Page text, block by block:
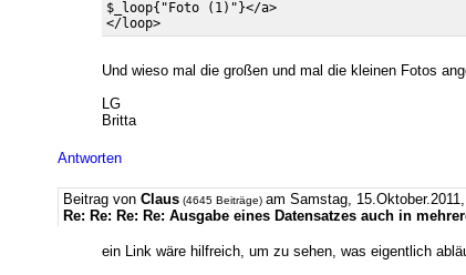
$_loop{"Foto (1)"}</a>
Und wieso mal die großen und mal die kleinen Fotos
LG
Britta
Antworten
Beitrag von Claus (4645 Beiträge) am Samstag,
Re: Re: Re: Re: Ausgabe eines Datensatzes auch in
ein Link wäre hilfreich, um zu sehen, was eigentlich